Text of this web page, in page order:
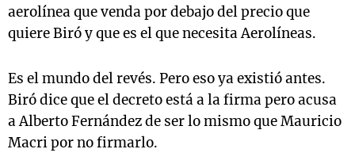
aerolínea que venda por debajo del precio que
quiere Biró y que es el que necesita Aerolíneas.
Es el mundo del revés. Pero eso ya existió antes.
Biró dice que el decreto está a la firma pero acusa
a Alberto Fernández de ser lo mismo que Mauricio
Macri por no firmarlo.